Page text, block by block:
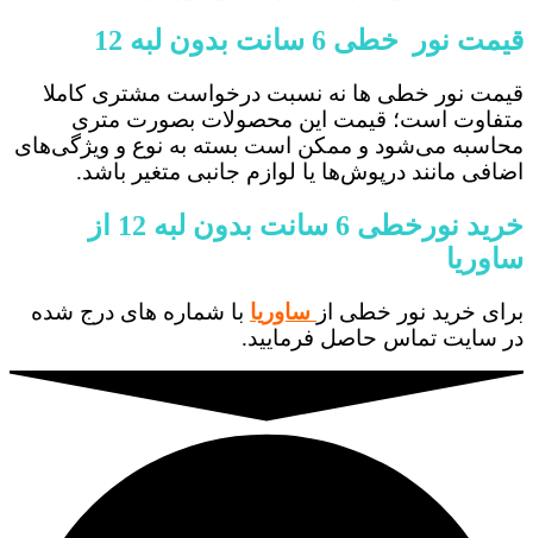
قیمت نور خطی 6 سانت بدون لبه 12
قیمت نور خطی ها نه نسبت درخواست مشتری کاملا
متفاوت است؛ قیمت این محصولات بصورت متری
محاسبه می‌شود و ممکن است بسته به نوع و ویژگی‌های
اضافی مانند درپوش‌ها یا لوازم جانبی متغیر باشد.
خرید نورخطی 6 سانت بدون لبه 12 از
ساوریا
برای خرید نور خطی از ساوریا با شماره های درج شده
در سایت تماس حاصل فرمایید.